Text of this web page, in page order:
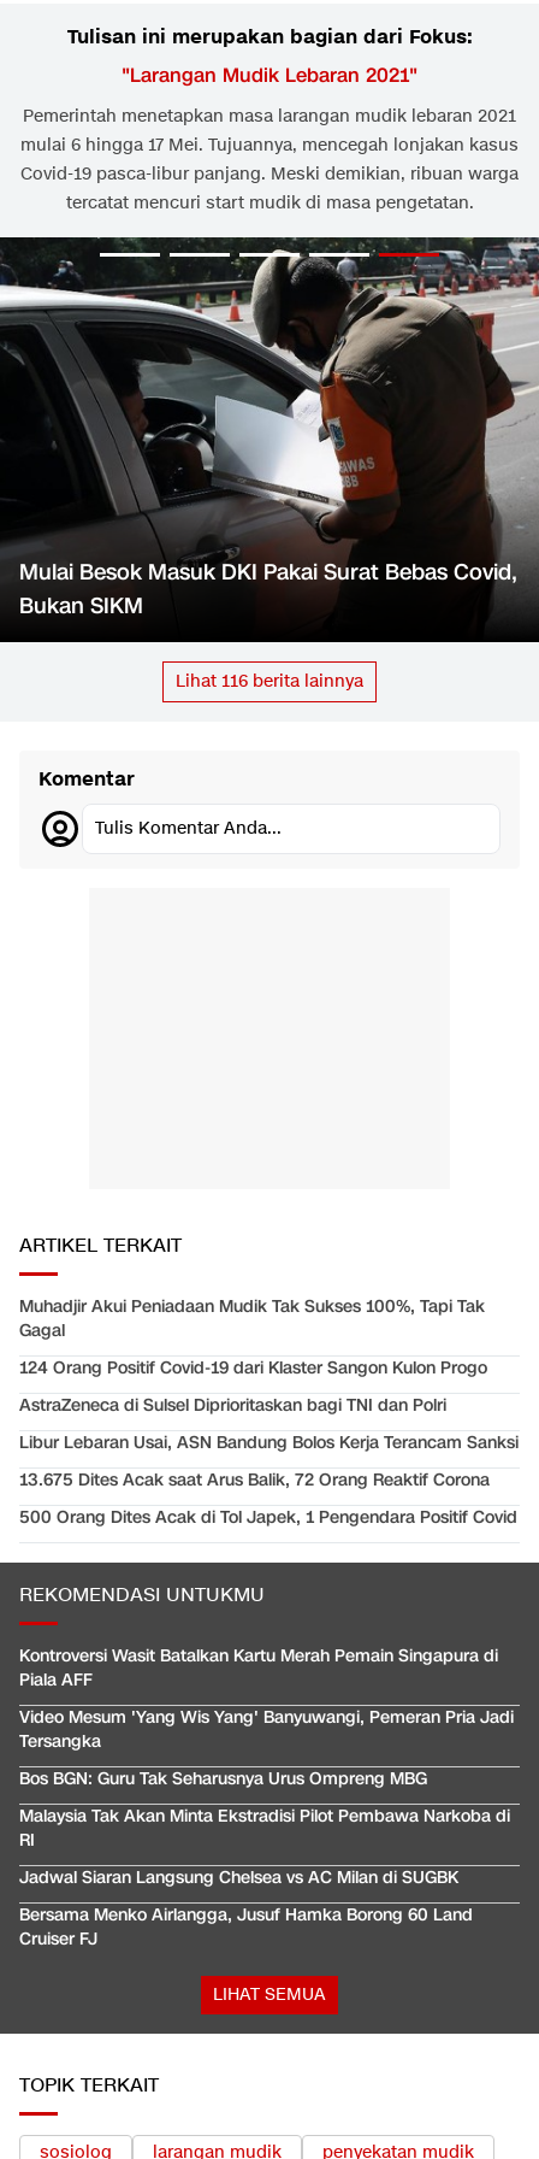
Tulisan ini merupakan bagian dari Fokus:
"Larangan Mudik Lebaran 2021"
Pemerintah menetapkan masa larangan mudik lebaran 2021
mulai 6 hingga 17 Mei. Tujuannya, mencegah lonjakan kasus
Covid-19 pasca-libur panjang. Meski demikian, ribuan warga
tercatat mencuri start mudik di masa pengetatan.
Mulai Besok Masuk DKI Pakai Surat Bebas Covid,
Bukan SIKM
Lihat 116 berita lainnya
Komentar
Tulis Komentar Anda...
ARTIKEL TERKAIT
Muhadjir Akui Peniadaan Mudik Tak Sukses 100%, Tapi Tak
Gagal
124 Orang Positif Covid-19 dari Klaster Sangon Kulon Progo
AstraZeneca di Sulsel Diprioritaskan bagi TNI dan Polri
Libur Lebaran Usai, ASN Bandung Bolos Kerja Terancam Sanksi
13.675 Dites Acak saat Arus Balik, 72 Orang Reaktif Corona
500 Orang Dites Acak di Tol Japek, 1 Pengendara Positif Covid
REKOMENDASI UNTUKMU
Kontroversi Wasit Batalkan Kartu Merah Pemain Singapura di
Piala AFF
Video Mesum 'Yang Wis Yang' Banyuwangi, Pemeran Pria Jadi
Tersangka
Bos BGN: Guru Tak Seharusnya Urus Ompreng MBG
Malaysia Tak Akan Minta Ekstradisi Pilot Pembawa Narkoba di
RI
Jadwal Siaran Langsung Chelsea vs AC Milan di SUGBK
Bersama Menko Airlangga, Jusuf Hamka Borong 60 Land
Cruiser FJ
LIHAT SEMUA
TOPIK TERKAIT
sosiolog larangan mudik
penyekatan mudik